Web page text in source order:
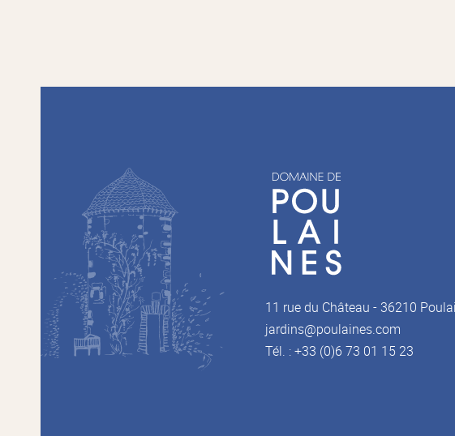
11 rue du Château - 36210
jardins@poulaines.com
Tél. : +33 (0)6 73 01 15 23